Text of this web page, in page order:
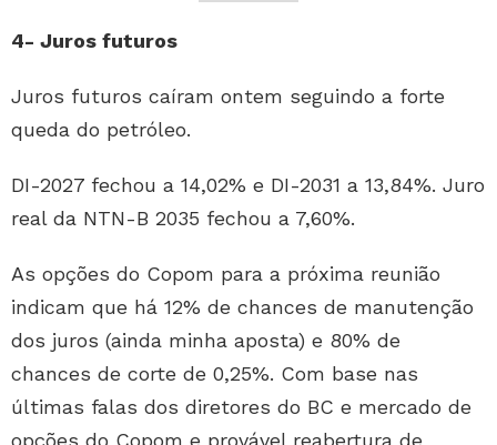
4- Juros futuros
Juros futuros caíram ontem seguindo a forte
queda do petróleo.
DI-2027 fechou a 14,02% e DI-2031 a 13,84%. Juro
real da NTN-B 2035 fechou a 7,60%.
As opções do Copom para a próxima reunião
indicam que há 12% de chances de manutenção
dos juros (ainda minha aposta) e 80% de
chances de corte de 0,25%. Com base nas
últimas falas dos diretores do BC e mercado de
opções do Copom e provável reabertura de